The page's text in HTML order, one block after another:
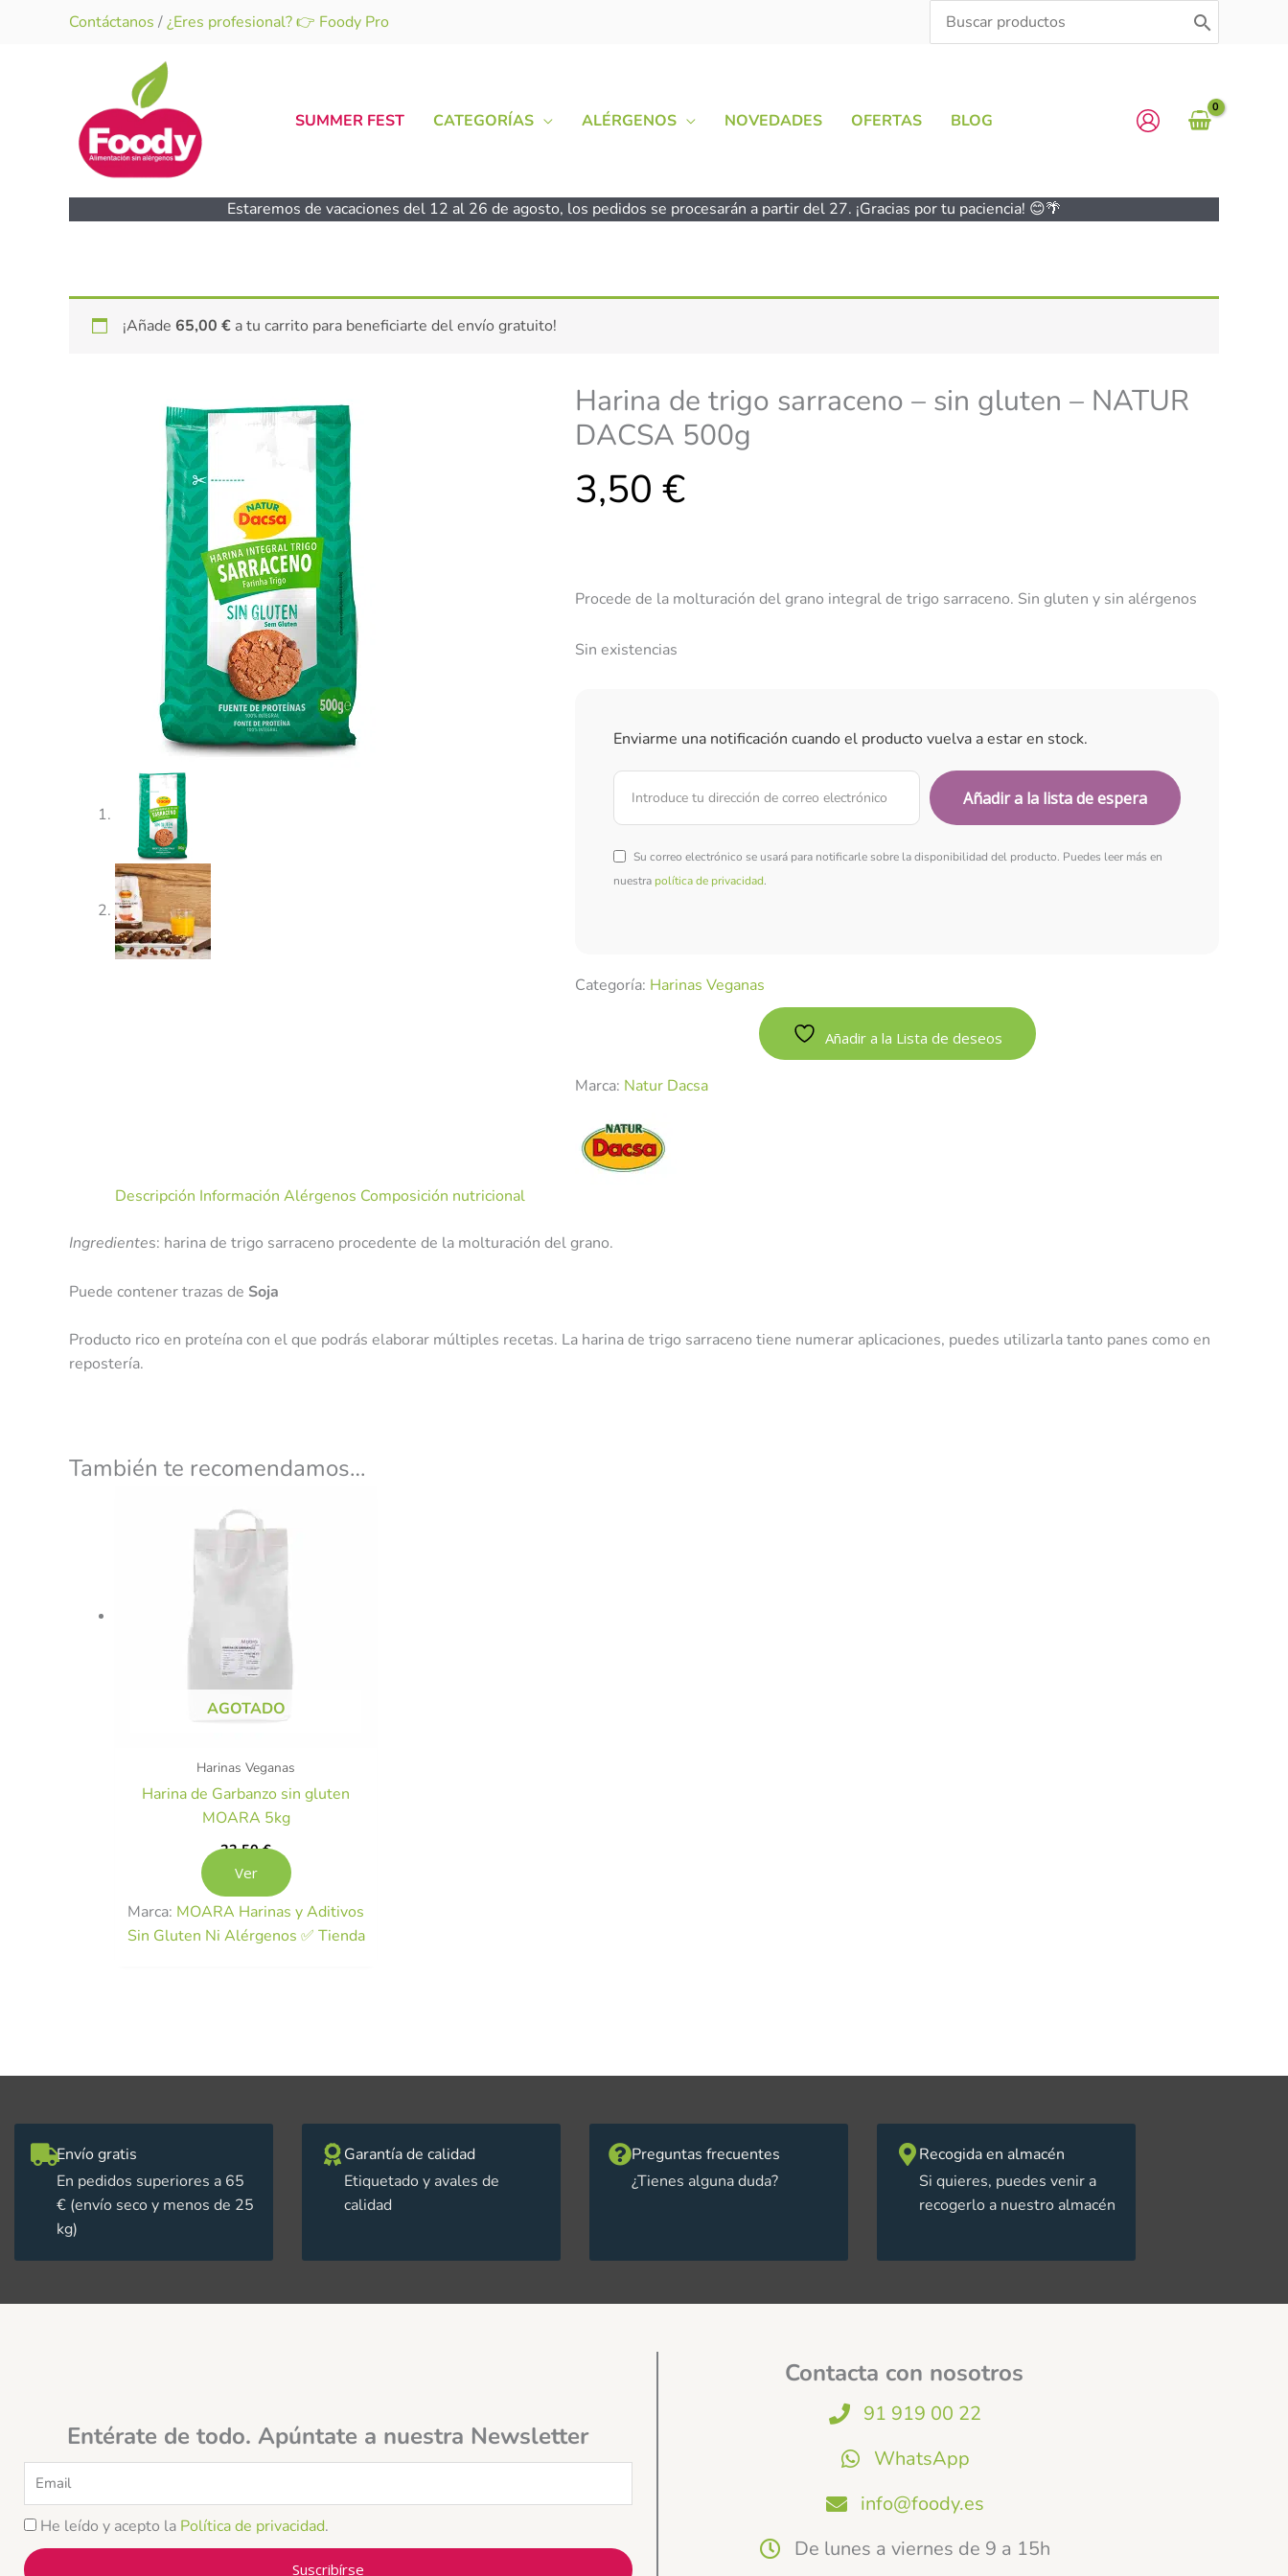
Contáctanos /¿Eres profesional? 👉 Foody Pro
Search
for:
SUMMER FEST CATEGORÍAS ALÉRGENOS NOVEDADES OFERTAS BLOG
Estaremos de vacaciones del 12 al 26 de agosto, los pedidos se procesarán a partir del 27. ¡Gracias por tu paciencia! 😊🌴
¡Añade 65,00 € a tu carrito para beneficiarte del envío gratuito!
Harina de trigo sarraceno – sin gluten – NATUR
DACSA 500g
3,50 €
Procede de la molturación del grano integral de trigo sarraceno. Sin gluten y sin alérgenos
Sin existencias
Enviarme una notificación cuando el producto vuelva a estar en stock.
Su correo electrónico se usará para notificarle sobre la disponibilidad del producto. Puedes leer más en
nuestra política de privacidad.
Categoría: Harinas Veganas
Añadir a la Lista de deseos
Marca: Natur Dacsa
Descripción Información Alérgenos Composición nutricional
Ingredientes: harina de trigo sarraceno procedente de la molturación del grano.
Puede contener trazas de Soja
Producto rico en proteína con el que podrás elaborar múltiples recetas. La harina de trigo sarraceno tiene numerar aplicaciones, puedes utilizarla tanto panes como en
repostería.
También te recomendamos…
AGOTADO
Harinas Veganas
Harina de Garbanzo sin gluten
MOARA 5kg
22,50€
Ver
Marca: MOARA Harinas y Aditivos
Sin Gluten Ni Alérgenos ✅ Tienda
Envío gratis
En pedidos superiores a 65
€ (envío seco y menos de 25
kg)
Garantía de calidad
Etiquetado y avales de
calidad
Preguntas frecuentes
¿Tienes alguna duda?
Recogida en almacén
Si quieres, puedes venir a
recogerlo a nuestro almacén
Entérate de todo. Apúntate a nuestra Newsletter
Email
He leído y acepto la Política de privacidad.
Suscribírse
Contacta con nosotros
91 919 00 22
WhatsApp
info@foody.es
De lunes a viernes de 9 a 15h